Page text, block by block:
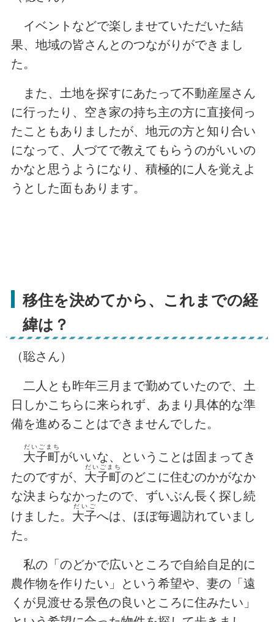
イベントなどで楽しませていただいた結
果、地域の皆さんとのつながりができまし
た。
また、土地を探すにあたって不動産屋さん
に行ったり、空き家の持ち主の方に直接伺っ
たこともありましたが、地元の方と知り合い
になって、人づてで教えてもらうのがいいの
かなと思うようになり、積極的に人を覚えよ
うとした面もあります。
移住を決めてから、これまでの経
緯は？
（聡さん）
二人とも昨年三月まで勤めていたので、土
日しかこちらに来られず、あまり具体的な準
備を進めることはできませんでした。
大子町
だいごまち
がいいな、ということは固まってき
たのですが、 大子町
だいごまち
のどこに住むのかがなか
な決まらなかったので、ずいぶん長く探し続
けました。 大子
だいご
へは、ほぼ毎週訪れていまし
た。
私の「のどかで広いところで自給自足的に
農作物を作りたい」という希望や、妻の「遠
くが見渡せる景色の良いところに住みたい」